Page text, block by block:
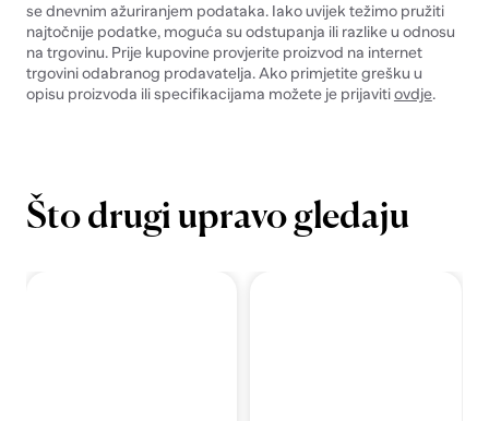
se dnevnim ažuriranjem podataka. Iako uvijek težimo pružiti
najtočnije podatke, moguća su odstupanja ili razlike u odnosu
na trgovinu. Prije kupovine provjerite proizvod na internet
trgovini odabranog prodavatelja. Ako primjetite grešku u
opisu proizvoda ili specifikacijama možete je prijavitiovdje.
Što drugi upravo gledaju